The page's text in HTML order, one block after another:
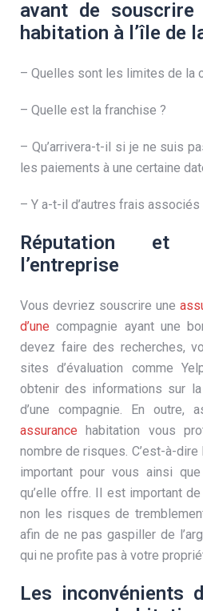
avant de souscrire
habitation à l’île de
– Quelles sont les limites de la
– Quelle est la franchise ?
– Qu’arrivera-t-il si je ne suis
les paiements à une certaine
– Y a-t-il d’autres frais
Réputation et
l’entreprise
Vous devriez souscrire une
d’une compagnie ayant une
devez faire des recherches,
sites d’évaluation comme
obtenir des informations sur
d’une compagnie. En outre,
assurance habitation vous
nombre de risques. C’est-à-
important pour vous ainsi
qu’elle offre. Il est important
non les risques de
afin de ne pas gaspiller de
qui ne profite pas à votre
Les inconvénients